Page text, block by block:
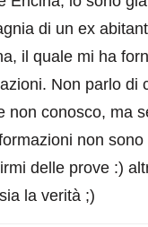
di un ex
il quale mi ha
Non parlo di
non conosco, ma
non
delle prove :)
la verità ;)